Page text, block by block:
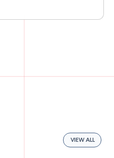
VIEW ALL